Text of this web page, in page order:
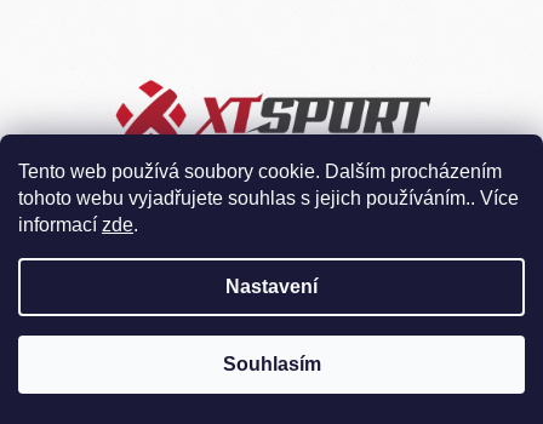
Tento web používá soubory cookie. Dalším procházením
tohoto webu vyjadřujete souhlas s jejich používáním.. Více
informací zde.
Nastavení
Souhlasím
Vytvořil Shoptet
Copyright 2026XTsport. Všechna práva vyhrazena.